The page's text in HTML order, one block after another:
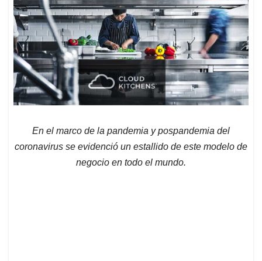
En el marco de la pandemia y pospandemia del
coronavirus se evidenció un estallido de este modelo de
negocio en todo el mundo.